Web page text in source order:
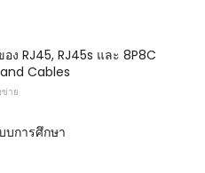
ง RJ45, RJ45s และ 8P8C
Cables
ข่าย
บการศึกษา